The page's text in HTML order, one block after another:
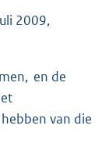
2009,
en de
van die